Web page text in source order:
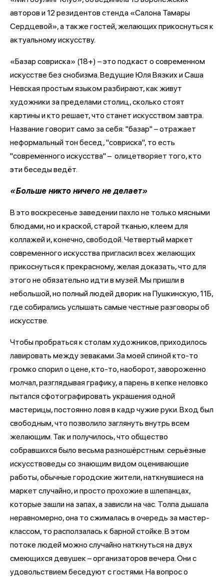
авторов и 12 резидентов стенда «Салона Тамары
Сердцевой», а также гостей, желающих прикоснуться к
актуальному искусству.
«Базар совриска» (18+) – это подкаст о современном
искусстве без снобизма. Ведущие Юля Вязких и Саша
Невская простым языком разбирают, как живут
художники за пределами столиц, сколько стоят
картины и кто решает, что станет искусством завтра.
Название говорит само за себя: "базар" – отражает
неформальный тон бесед, "совриска", то есть
"современного искусства" – олицетворяет того, кто
эти беседы ведёт.
«Больше никто ничего не делает»
В это воскресенье заведении пахло не только мясными
блюдами, но и краской, старой тканью, клеем для
коллажей и, конечно, свободой. Четвертый маркет
современного искусства пригласил всех желающих
прикоснуться к прекрасному, желая доказать, что для
этого не обязательно идти в музей. Мы пришли в
небольшой, но полный людей дворик на Пушкинскую, 11Б,
где собирались услышать самые честные разговоры об
искусстве.
Чтобы пробраться к столам художников, приходилось
лавировать между зеваками. За моей спиной кто-то
громко спорил о цене, кто-то, наоборот, завороженно
молчал, разглядывая графику, а парень в кепке неловко
пытался сфотографировать украшения одной
мастерицы, постоянно ловя в кадр чужие руки. Вход был
свободным, что позволило заглянуть внутрь всем
желающим. Так и получилось, что общество
собравшихся было весьма разношёрстным: серьёзные
искусствоведы со знающим видом оценивающие
работы, обычные городские жители, наткнувшиеся на
маркет случайно, и просто прохожие в шлепанцах,
которые зашли на запах, а зависли на час. Толпа дышала
неравномерно, она то сжималась в очередь за мастер-
классом, то расползалась к барной стойке. В этом
потоке людей можно случайно наткнуться на двух
смеющихся девушек – организаторов вечера. Они с
удовольствием беседуют с гостями. На вопрос о